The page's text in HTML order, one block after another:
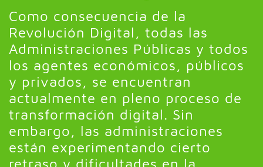
Como consecuencia de la
Revolución Digital, todas las
Administraciones Públicas y todos
los agentes económicos, públicos
y privados, se encuentran
actualmente en pleno proceso de
transformación digital. Sin
embargo, las administraciones
están experimentando cierto
retraso y dificultades en la